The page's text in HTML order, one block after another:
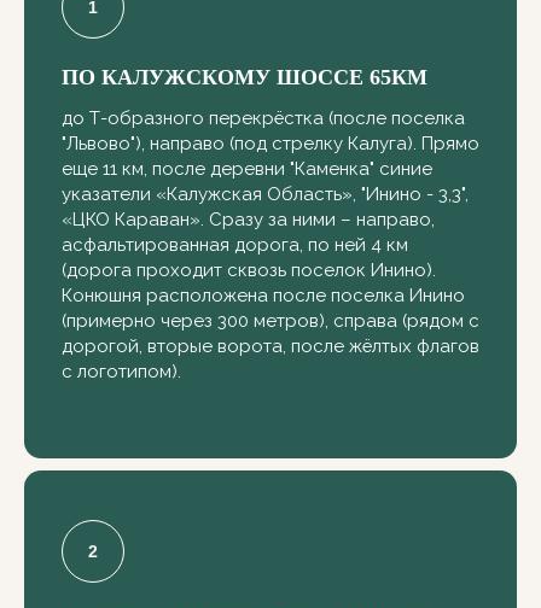
ПО КАЛУЖСКОМУ ШОССЕ 65КМ
до Т-образного перекрёстка (после поселка
"Львово"), направо (под стрелку Калуга). Прямо
еще 11 км, после деревни "Каменка" синие
указатели «Калужская Область», "Инино - 3,3",
«ЦКО Караван». Сразу за ними – направо,
асфальтированная дорога, по ней 4 км
(дорога проходит сквозь поселок Инино).
Конюшня расположена после поселка Инино
(примерно через 300 метров), справа (рядом с
дорогой, вторые ворота, после жёлтых флагов
с логотипом).